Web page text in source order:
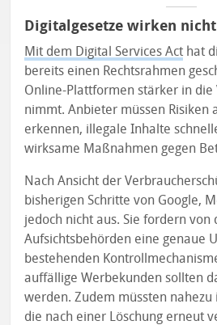
Digitalgesetze wirken nicht
Mit dem Digital Services Act hat
bereits einen Rechtsrahmen
Online-Plattformen stärker in
nimmt. Anbieter müssen Risiken
erkennen, illegale Inhalte
wirksame Maßnahmen gegen
Nach Ansicht der
bisherigen Schritte von Google,
jedoch nicht aus. Sie fordern von
Aufsichtsbehörden eine genaue
bestehenden
auffällige Werbekunden sollten
werden. Zudem müssten nahezu
die nach einer Löschung erneut